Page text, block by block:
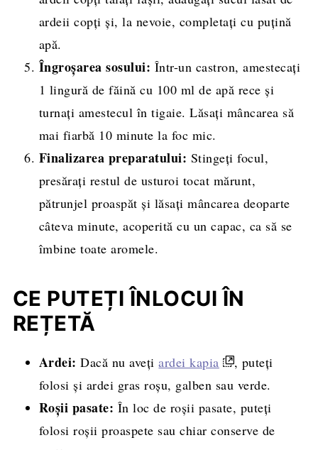
ardeii copți și, la nevoie, completați cu puțină
apă.
Îngroșarea sosului: Într-un castron, amestecați
1 lingură de făină cu 100 ml de apă rece și
turnați amestecul în tigaie. Lăsați mâncarea să
mai fiarbă 10 minute la foc mic.
Finalizarea preparatului: Stingeți focul,
presărați restul de usturoi tocat mărunt,
pătrunjel proaspăt și lăsați mâncarea deoparte
câteva minute, acoperită cu un capac, ca să se
îmbine toate aromele.
CE PUTEȚI ÎNLOCUI ÎN
REȚETĂ
Ardei: Dacă nu avețiardei kapia
, puteți
folosi și ardei gras roșu, galben sau verde.
Roșii pasate: În loc de roșii pasate, puteți
folosi roșii proaspete sau chiar conserve de